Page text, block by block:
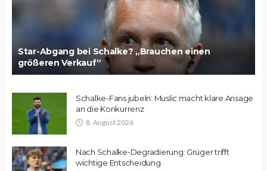
Star-Abgang bei Schalke? „Brauchen einen
größeren Verkauf“
Schalke-Fans jubeln: Muslic macht klare Ansage
an die Konkurrenz
8. August 2026
Nach Schalke-Degradierung: Grüger trifft
wichtige Entscheidung